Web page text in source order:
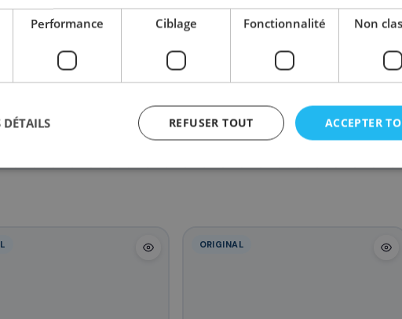
98 ,28 € ,88 € ,48 €
ORIGINAL
Performance Ciblage Fonctionnalité Non
ACCEPTER
REFUSER TOUT
DÉTAILS